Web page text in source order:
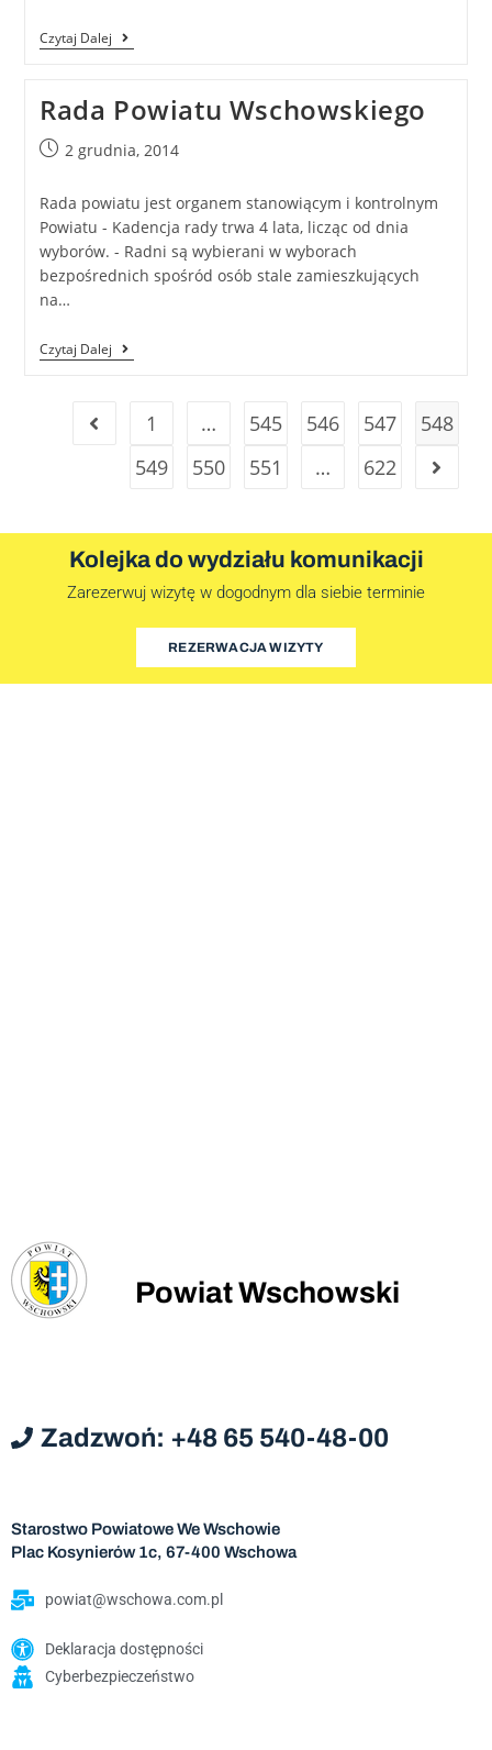
Czytaj Dalej
Rada Powiatu Wschowskiego
2 grudnia, 2014
Rada powiatu jest organem stanowiącym i kontrolnym
Powiatu - Kadencja rady trwa 4 lata, licząc od dnia
wyborów. - Radni są wybierani w wyborach
bezpośrednich spośród osób stale zamieszkujących
na…
Czytaj Dalej
1 … 545 546 547
548
549
550 551 … 622
Kolejka do wydziału komunikacji
Zarezerwuj wizytę w dogodnym dla siebie terminie
REZERWACJA WIZYTY
Powiat Wschowski
Zadzwoń: +48 65 540-48-00
Starostwo Powiatowe We Wschowie
Plac Kosynierów 1c, 67-400 Wschowa
powiat@wschowa.com.pl
Deklaracja dostępności
Cyberbezpieczeństwo